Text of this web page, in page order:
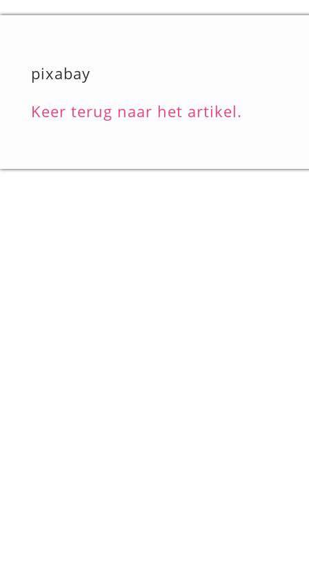
pixabay
Keer terug naar het artikel.